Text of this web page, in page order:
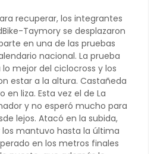
recuperar, los integrantes
Taymory se desplazaron
en una de las pruebas
nacional. La prueba
mejor del ciclocross y los
estar a la altura. Castañeda
en liza. Esta vez el de La
y no esperó mucho para
lejos. Atacó en la subida,
mantuvo hasta la última
en los metros finales